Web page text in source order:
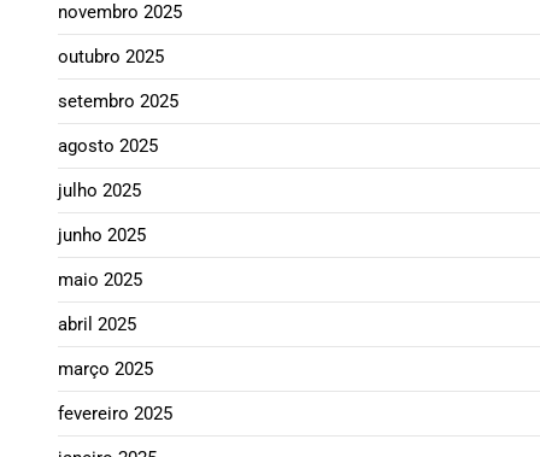
novembro 2025
outubro 2025
setembro 2025
agosto 2025
julho 2025
junho 2025
maio 2025
abril 2025
março 2025
fevereiro 2025